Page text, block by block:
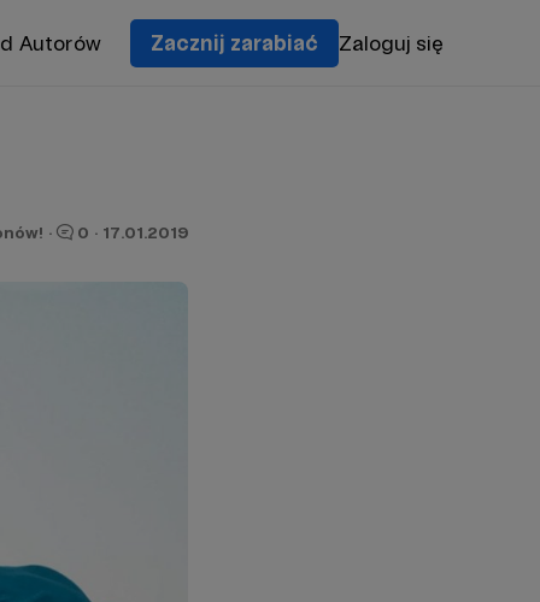
Autorów Zacznij zarabiać Zaloguj się
· 0 · 17.01.2019